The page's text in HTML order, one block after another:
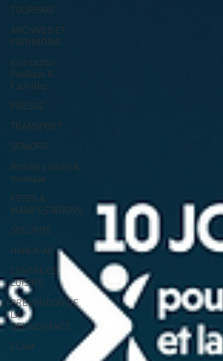
TOURISME
ARCHIVES ET
PATRIMOINE
Instruction
Publique &
Familles
PRESSE
TRANSPORT
SENIORS
Activité culture &
musique
FETES &
MANIFESTATIONS
SECURITE
HANDICAP
CENTRE DE
LOISIRS
PREVENTION DE
LA
DELINQUANCE
ECAM